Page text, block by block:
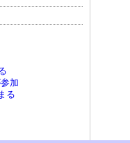
加
る